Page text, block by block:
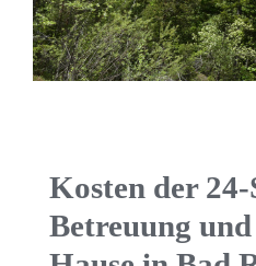
Kosten der
Betreuung